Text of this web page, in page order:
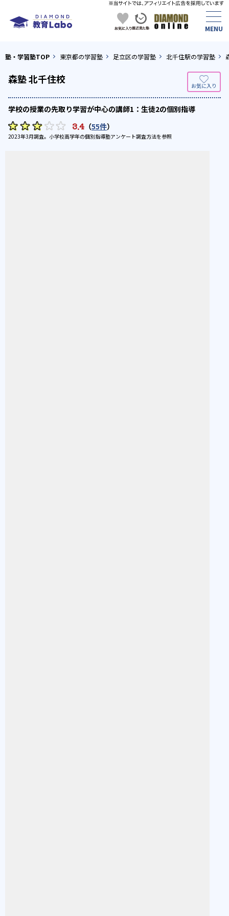
塾・学習塾TOP 東京都の学習塾 足立区の学習塾 北千住駅の学習塾
森塾 北千住校
学校の授業の先取り学習が中心の講師1：生徒2の個別指導
3.4 （55件）
2023年3月調査。 小学校高学年の個別指導塾アンケート調査方法を参照